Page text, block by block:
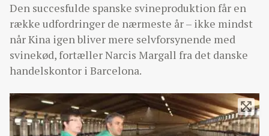
Den succesfulde spanske svineproduktion får en
række udfordringer de nærmeste år – ikke mindst
når Kina igen bliver mere selvforsynende med
svinekød, fortæller Narcis Margall fra det danske
handelskontor i Barcelona.